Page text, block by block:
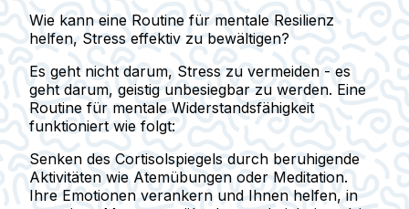
Wie kann eine Routine für mentale Resilienz
helfen, Stress effektiv zu bewältigen?
Es geht nicht darum, Stress zu vermeiden - es
geht darum, geistig unbesiegbar zu werden. Eine
Routine für mentale Widerstandsfähigkeit
funktioniert wie folgt:
Senken des Cortisolspiegels durch beruhigende
Aktivitäten wie Atemübungen oder Meditation.
Ihre Emotionen verankern und Ihnen helfen, in